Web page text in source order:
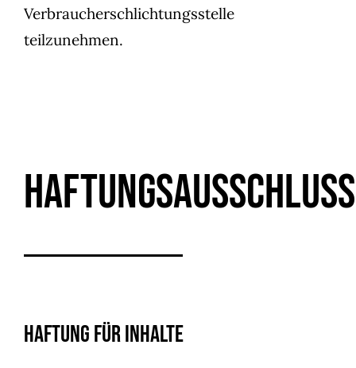
Verbraucherschlichtungsstelle
teilzunehmen.
Haftungsausschluss
Haftung für Inhalte